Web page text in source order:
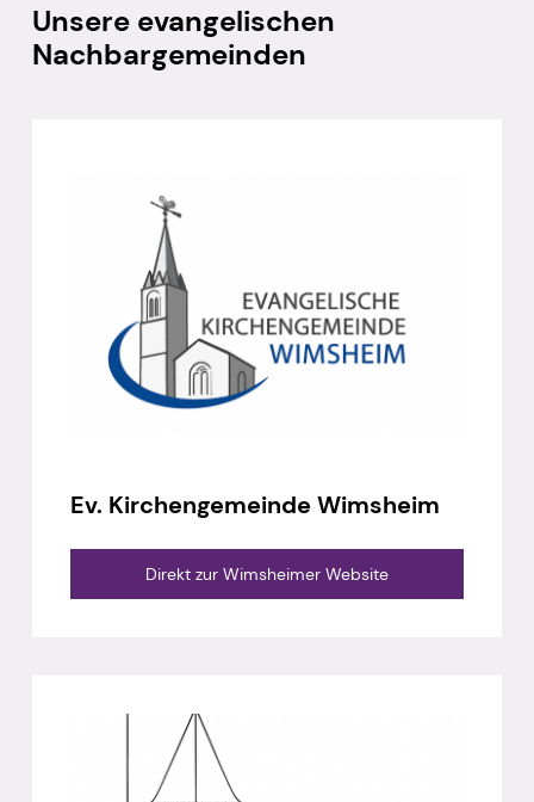
Unsere evangelischen
Nachbargemeinden
Ev. Kirchengemeinde Wimsheim
Direkt zur Wimsheimer Website